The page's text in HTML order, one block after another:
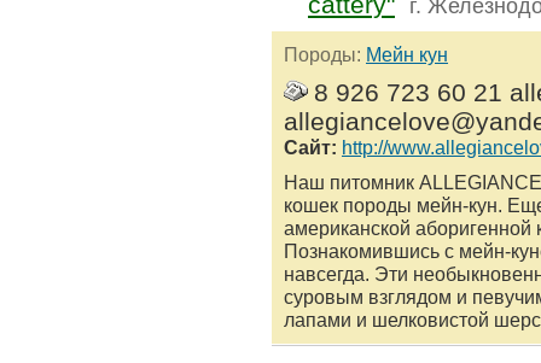
г.
Породы: Мейн кун
8 926 723 60 21
Сайт: http://
Наш питомник
кошек породы мейн-кун.
американской
Познaкомившись с мейн-
навсегда. Эти
суровым взглядом и
лапами и шелковистой